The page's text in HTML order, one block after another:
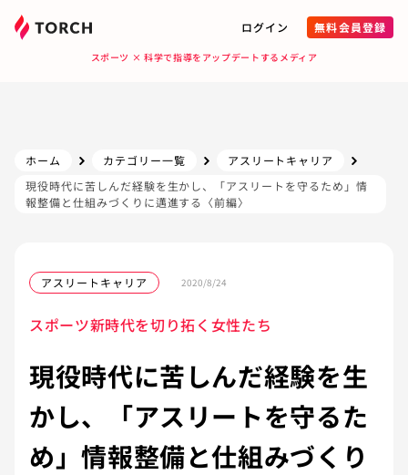
ログイン 無料会員登録
スポーツ × 科学で指導をアップデートするメディア
ホーム カテゴリー一覧
アスリートキャリア
現役時代に苦しんだ経験を生かし、「アスリートを守るため」情
報整備と仕組みづくりに邁進する〈前編〉
アスリートキャリア 2020/8/24
スポーツ新時代を切り拓く女性たち
現役時代に苦しんだ経験を生
かし、「アスリートを守るた
め」情報整備と仕組みづくり